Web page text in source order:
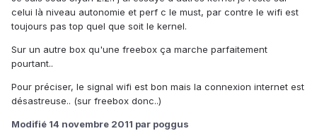
celui là niveau autonomie et perf c le must, par contre le wifi est
toujours pas top quel que soit le kernel.
Sur un autre box qu'une freebox ça marche parfaitement
pourtant..
Pour préciser, le signal wifi est bon mais la connexion internet est
désastreuse.. (sur freebox donc..)
Modifié 14 novembre 2011 par poggus